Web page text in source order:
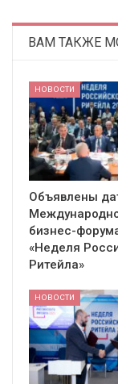
ВАМ ТАКЖЕ
НОВОСТИ
Объявлены
бизнес-
«Неделя
Ритейла»
НОВОСТИ